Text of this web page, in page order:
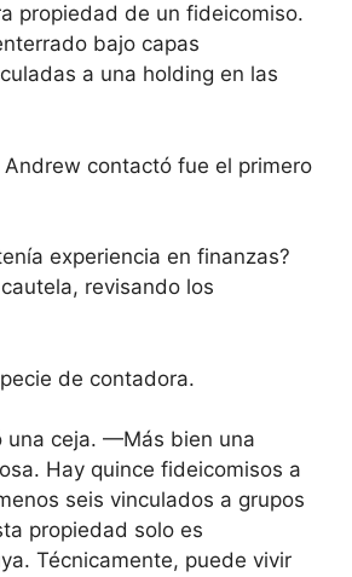
propiedad de un fideicomiso.
bajo capas
a una holding en las
Andrew contactó fue el primero
experiencia en finanzas?
revisando los
de contadora.
una ceja. —Más bien una
Hay quince fideicomisos a
seis vinculados a grupos
propiedad solo es
Técnicamente, puede vivir